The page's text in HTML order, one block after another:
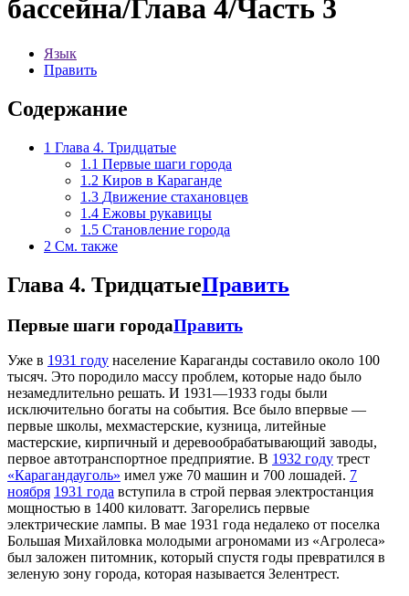
бассейна/Глава 4/Часть 3
Язык
Править
Содержание
1 Глава 4. Тридцатые
1.1 Первые шаги города
1.2 Киров в Караганде
1.3 Движение стахановцев
1.4 Ежовы рукавицы
1.5 Становление города
2 См. также
Глава 4. ТридцатыеПравить
Первые шаги городаПравить
Уже в 1931 году население Караганды составило около 100
тысяч. Это породило массу проблем, которые надо было
незамедлительно решать. И 1931—1933 годы были
исключительно богаты на события. Все было впервые —
первые школы, мехмастерские, кузница, литейные
мастерские, кирпичный и деревообрабатывающий заводы,
первое автотранспортное предприятие. В 1932 году трест
«Карагандауголь» имел уже 70 машин и 700 лошадей. 7
ноября 1931 года вступила в строй первая электростанция
мощностью в 1400 киловатт. Загорелись первые
электрические лампы. В мае 1931 года недалеко от поселка
Большая Михайловка молодыми агрономами из «Агролеса»
был заложен питомник, который спустя годы превратился в
зеленую зону города, которая называется Зелентрест.